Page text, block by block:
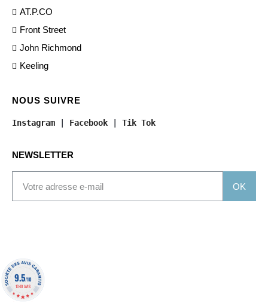
AT.P.CO
Front Street
John Richmond
Keeling
NOUS SUIVRE
Instagram Facebook Tik Tok
NEWSLETTER
OK
9.5/10
1340 AVIS